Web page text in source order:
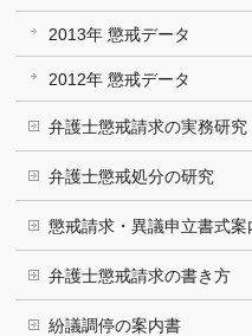
2013年 懲戒データ
2012年 懲戒データ
弁護士懲戒請求の実務研究
弁護士懲戒処分の研究
懲戒請求・異議申立書式案
弁護士懲戒請求の書き方
紛議調停の案内書